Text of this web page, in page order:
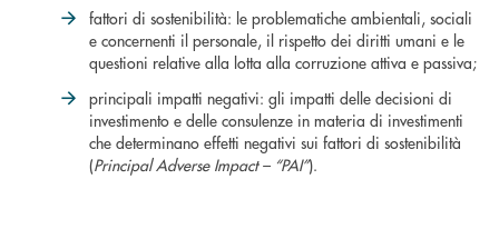
fattori di sostenibilità: le problematiche ambientali, sociali
e concernenti il personale, il rispetto dei diritti umani e le
questioni relative alla lotta alla corruzione attiva e passiva;
principali impatti negativi: gli impatti delle decisioni di
investimento e delle consulenze in materia di investimenti
che determinano effetti negativi sui fattori di sostenibilità
(Principal Adverse Impact – “PAI”).